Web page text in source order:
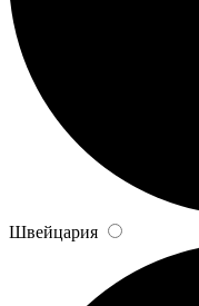
Швейцария